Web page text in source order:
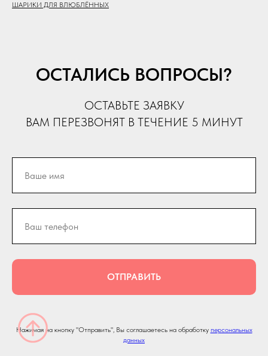
ШАРИКИ ДЛЯ ВЛЮБЛЁННЫХ
ОСТАЛИСЬ ВОПРОСЫ?
ОСТАВЬТЕ ЗАЯВКУ
ВАМ ПЕРЕЗВОНЯТ В ТЕЧЕНИЕ 5 МИНУТ
ОТПРАВИТЬ
Нажимая на кнопку "Отправить", Вы соглашаетесь на обработку персональных
данных